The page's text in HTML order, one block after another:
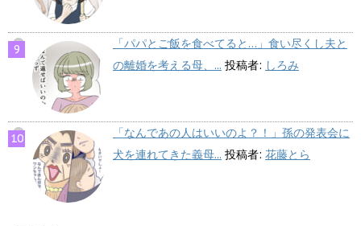
「パパとご飯を食べてると…」食い尽くし夫と
の離婚を考える母、... 投稿者: しろみ
「なんであの人はいいのよ？！」孫の発表会に
犬を連れてきた義母... 投稿者: 花藤とら